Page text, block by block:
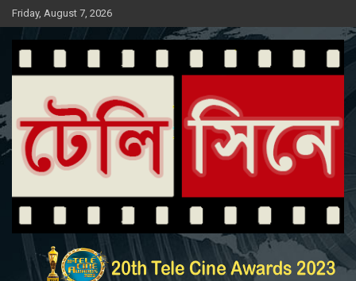
Skip
to
content
Friday, August 7, 2026
টেলি সিনে
Entertainment News Portal